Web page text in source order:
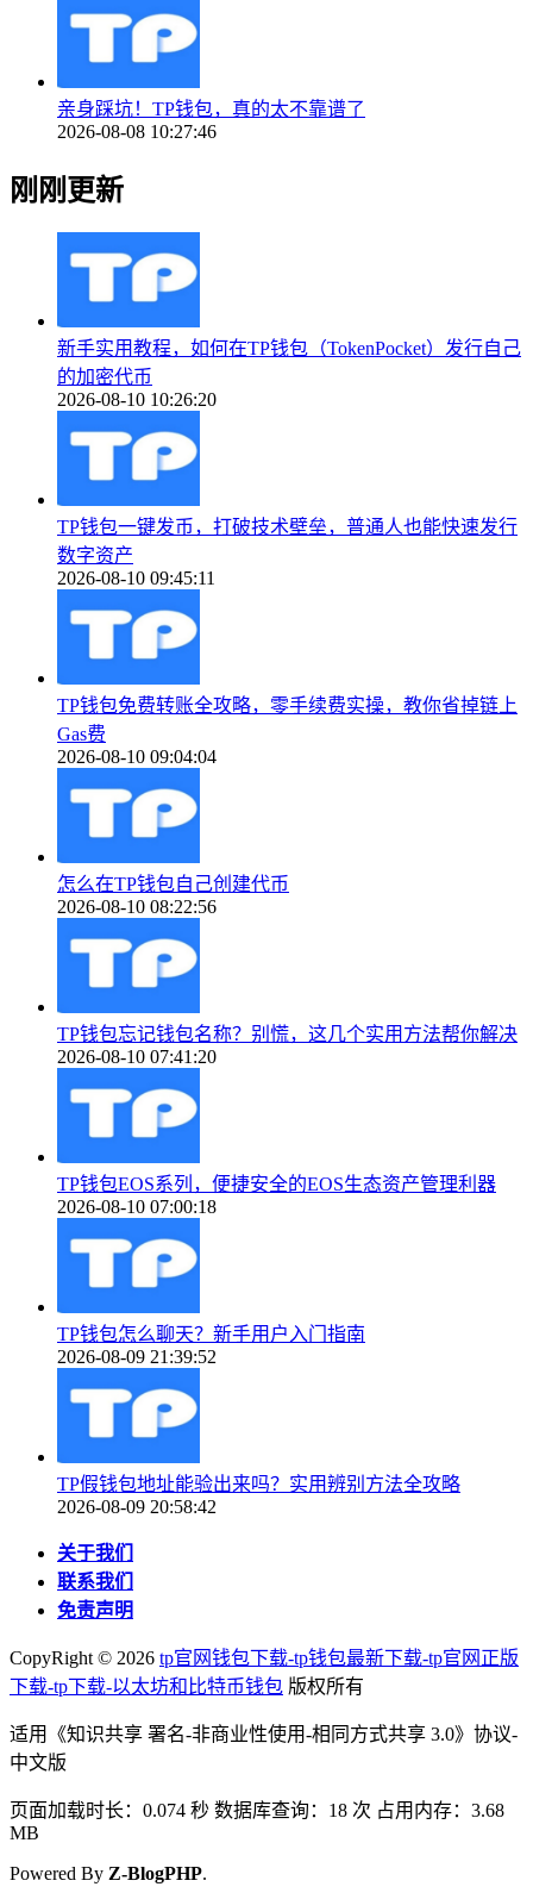
亲身踩坑！TP钱包，真的太不靠谱了
2026-08-08 10:27:46
刚刚更新
新手实用教程，如何在TP钱包（TokenPocket）发行自己
的加密代币
2026-08-10 10:26:20
TP钱包一键发币，打破技术壁垒，普通人也能快速发行
数字资产
2026-08-10 09:45:11
TP钱包免费转账全攻略，零手续费实操，教你省掉链上
Gas费
2026-08-10 09:04:04
怎么在TP钱包自己创建代币
2026-08-10 08:22:56
TP钱包忘记钱包名称？别慌，这几个实用方法帮你解决
2026-08-10 07:41:20
TP钱包EOS系列，便捷安全的EOS生态资产管理利器
2026-08-10 07:00:18
TP钱包怎么聊天？新手用户入门指南
2026-08-09 21:39:52
TP假钱包地址能验出来吗？实用辨别方法全攻略
2026-08-09 20:58:42
关于我们
联系我们
免责声明
CopyRight © 2026 tp官网钱包下载-tp钱包最新下载-tp官网正版
下载-tp下载-以太坊和比特币钱包 版权所有
适用《知识共享 署名-非商业性使用-相同方式共享 3.0》协议-
中文版
页面加载时长：0.074 秒 数据库查询：18 次 占用内存：3.68
MB
Powered By Z-BlogPHP.